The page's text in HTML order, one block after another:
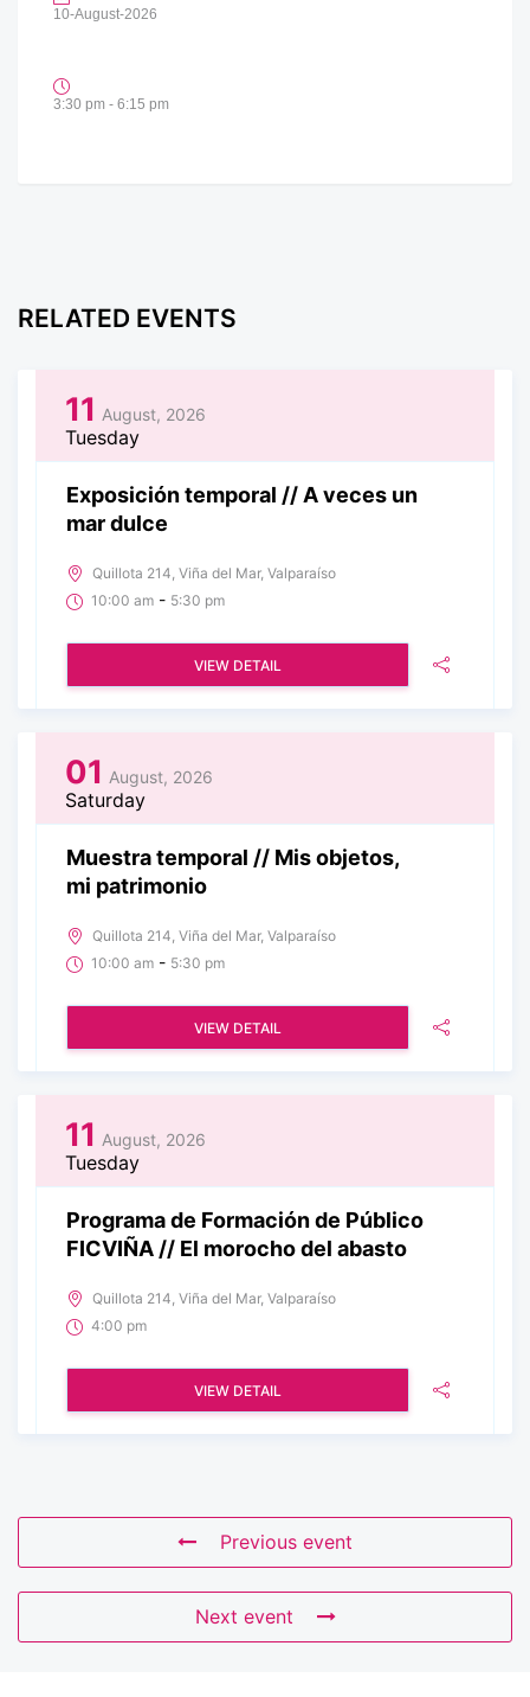
10-August-2026
3:30 pm - 6:15 pm
RELATED EVENTS
11 August, 2026
Tuesday
Exposición temporal // A veces un
mar dulce
Quillota 214, Viña del Mar, Valparaíso
10:00 am - 5:30 pm
VIEW DETAIL
01 August, 2026
Saturday
Muestra temporal // Mis objetos,
mi patrimonio
Quillota 214, Viña del Mar, Valparaíso
10:00 am - 5:30 pm
VIEW DETAIL
11 August, 2026
Tuesday
Programa de Formación de Público
FICVIÑA // El morocho del abasto
Quillota 214, Viña del Mar, Valparaíso
4:00 pm
VIEW DETAIL
Previous event
Next event